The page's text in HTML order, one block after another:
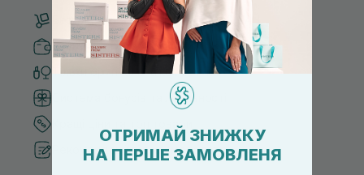
Безкоштовна доставка від 3000 UAH
Безпечні способи оплати
Тільки оригінальна косметика
Система бонусів та лояльності
Кращі ціни та топ товари
Рекомендації від косметологів
ОТРИМАЙ ЗНИЖКУ
НА ПЕРШЕ ЗАМОВЛЕНЯ